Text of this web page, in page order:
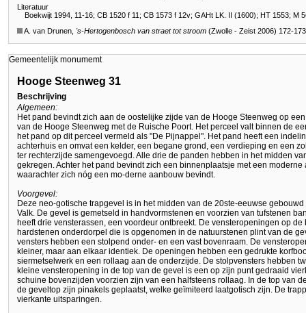
Literatuur
Boekwijt 1994, 11-16; CB 1520 f 11; CB 1573 f 12v; GAHt LK. II (1600); HT 1553; M
A. van Drunen, 's-Hertogenbosch van straet tot stroom (Zwolle - Zeist 2006) 172-173
Gemeentelijk monumemt
Hooge Steenweg 31
Beschrijving
Algemeen:
Het pand bevindt zich aan de oostelijke zijde van de Hooge Steenweg op
van de Hooge Steenweg met de Ruische Poort. Het perceel valt binnen de
het pand op dit perceel vermeld als "De Pijnappel". Het pand heeft een
achterhuis en omvat een kelder, een begane grond, een verdieping en een
ter rechterzijde samengevoegd. Alle drie de panden hebben in het midden
gekregen. Achter het pand bevindt zich een binnenplaatsje met een
waarachter zich nóg een mo-derne aanbouw bevindt.
Voorgevel:
Deze neo-gotische trapgevel is in het midden van de 20ste-eeuwse
Valk. De gevel is gemetseld in handvormstenen en voorzien van tufstenen
heeft drie vensterassen, een voordeur ontbreekt. De vensteropeningen op
hardstenen onderdorpel die is opgenomen in de natuurstenen plint van de
vensters hebben een stolpend onder- en een vast bovenraam. De
kleiner, maar aan elkaar identiek. De openingen hebben een gedrukte
siermetselwerk en een rollaag aan de onderzijde. De stolpvensters hebben
kleine vensteropening in de top van de gevel is een op zijn punt gedraaid
schuine bovenzijden voorzien zijn van een halfsteens rollaag. In de top van
de geveltop zijn pinakels geplaatst, welke geïmiteerd laatgotisch zijn. De
vierkante uitsparingen.